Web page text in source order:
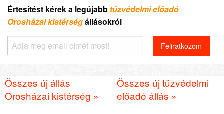
Értesítést kérek a legújabb tűzvédelmi előadó
Orosházai kistérségállásokról
Összes új állás
Orosházai kistérség »
Összes új tűzvédelmi
előadó állás »